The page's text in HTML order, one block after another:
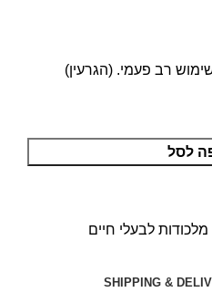
רב פעמי. (הגרעין)
לסל
מלכודות לבעלי חיים
SHIPPING &